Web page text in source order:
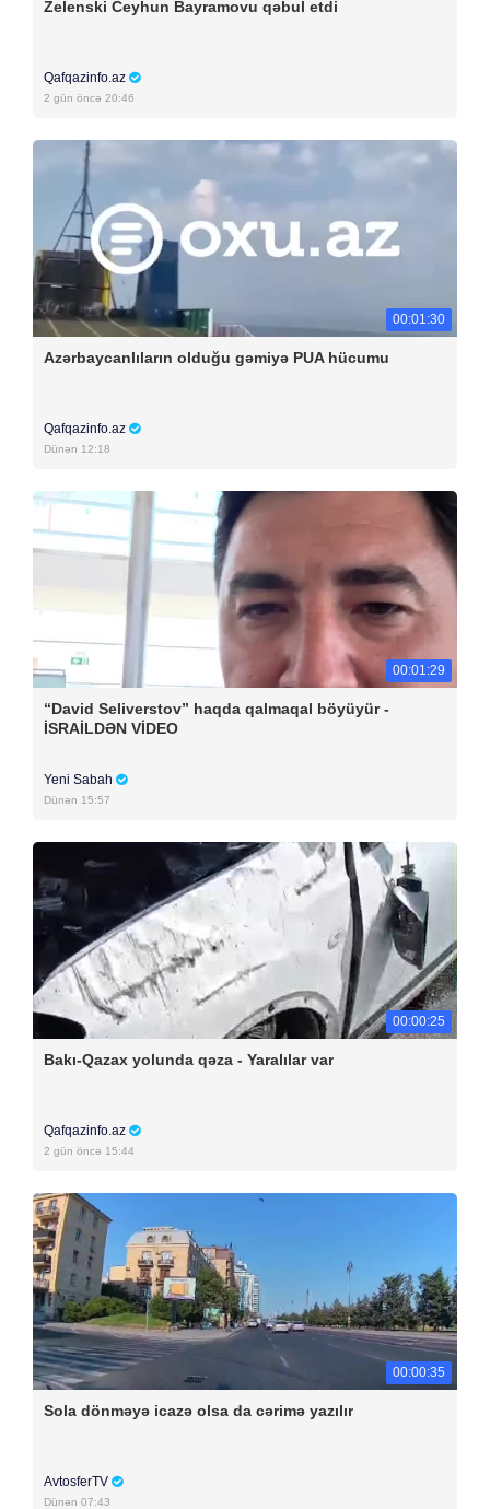
Zelenski Ceyhun Bayramovu qəbul etdi
Qafqazinfo.az
2 gün öncə 20:46
00:01:30
Azərbaycanlıların olduğu gəmiyə PUA hücumu
Qafqazinfo.az
Dünən 12:18
00:01:29
“David Seliverstov” haqda qalmaqal böyüyür -
İSRAİLDƏN VİDEO
Yeni Sabah
Dünən 15:57
00:00:25
Bakı-Qazax yolunda qəza - Yaralılar var
Qafqazinfo.az
2 gün öncə 15:44
00:00:35
Sola dönməyə icazə olsa da cərimə yazılır
AvtosferTV
Dünən 07:43